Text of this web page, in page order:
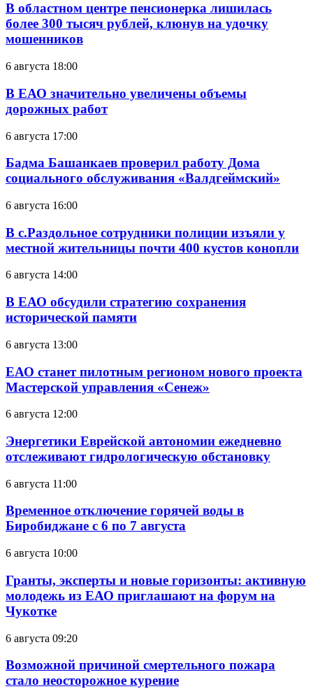
В областном центре пенсионерка лишилась
более 300 тысяч рублей, клюнув на удочку
мошенников
6 августа 18:00
В ЕАО значительно увеличены объемы
дорожных работ
6 августа 17:00
Бадма Башанкаев проверил работу Дома
социального обслуживания «Валдгеймский»
6 августа 16:00
В с.Раздольное сотрудники полиции изъяли у
местной жительницы почти 400 кустов конопли
6 августа 14:00
В ЕАО обсудили стратегию сохранения
исторической памяти
6 августа 13:00
ЕАО станет пилотным регионом нового проекта
Мастерской управления «Сенеж»
6 августа 12:00
Энергетики Еврейской автономии ежедневно
отслеживают гидрологическую обстановку
6 августа 11:00
Временное отключение горячей воды в
Биробиджане с 6 по 7 августа
6 августа 10:00
Гранты, эксперты и новые горизонты: активную
молодежь из ЕАО приглашают на форум на
Чукотке
6 августа 09:20
Возможной причиной смертельного пожара
стало неосторожное курение